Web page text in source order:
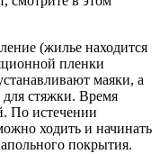
(жилье находится
пленки
маяки, а
для стяжки. Время
По истечении
ходить и начинать
покрытия.